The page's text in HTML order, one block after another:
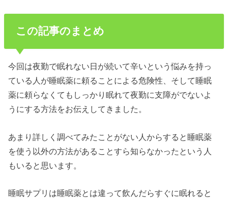
この記事のまとめ
今回は夜勤で眠れない日が続いて辛いという悩みを持っ
ている人が睡眠薬に頼ることによる危険性、そして睡眠
薬に頼らなくてもしっかり眠れて夜勤に支障がでないよ
うにする方法をお伝えしてきました。
あまり詳しく調べてみたことがない人からすると睡眠薬
を使う以外の方法があることすら知らなかったという人
もいると思います。
睡眠サプリは睡眠薬とは違って飲んだらすぐに眠れると